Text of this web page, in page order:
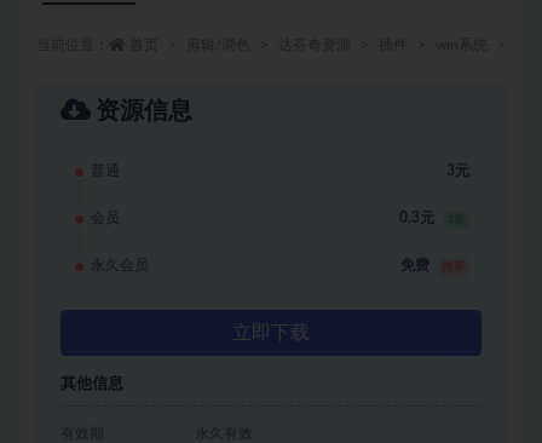
资源信息
普通 3元
会员 0.3元 1折
永久会员 免费
立即下载
其他信息
有效期 永久有效